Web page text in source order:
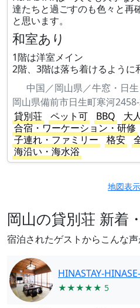
達たちと過ごすのも色々と再
と思います。
和室あり
1階は洋室メイン
2階、3階は落ち着けるように
中国／岡山県／牛窓・日生
岡山県備前市日生町寒河
貸別荘
ペット可 BBQ 大
合宿・ワーケーション・研修
子連れ・ファミリー
格安
海沿い・海水浴
地図表示
岡山の貸別荘 新着
宿泊されたゲストからこんな声
HINASTAY-HINASE-
★★★★★ 5